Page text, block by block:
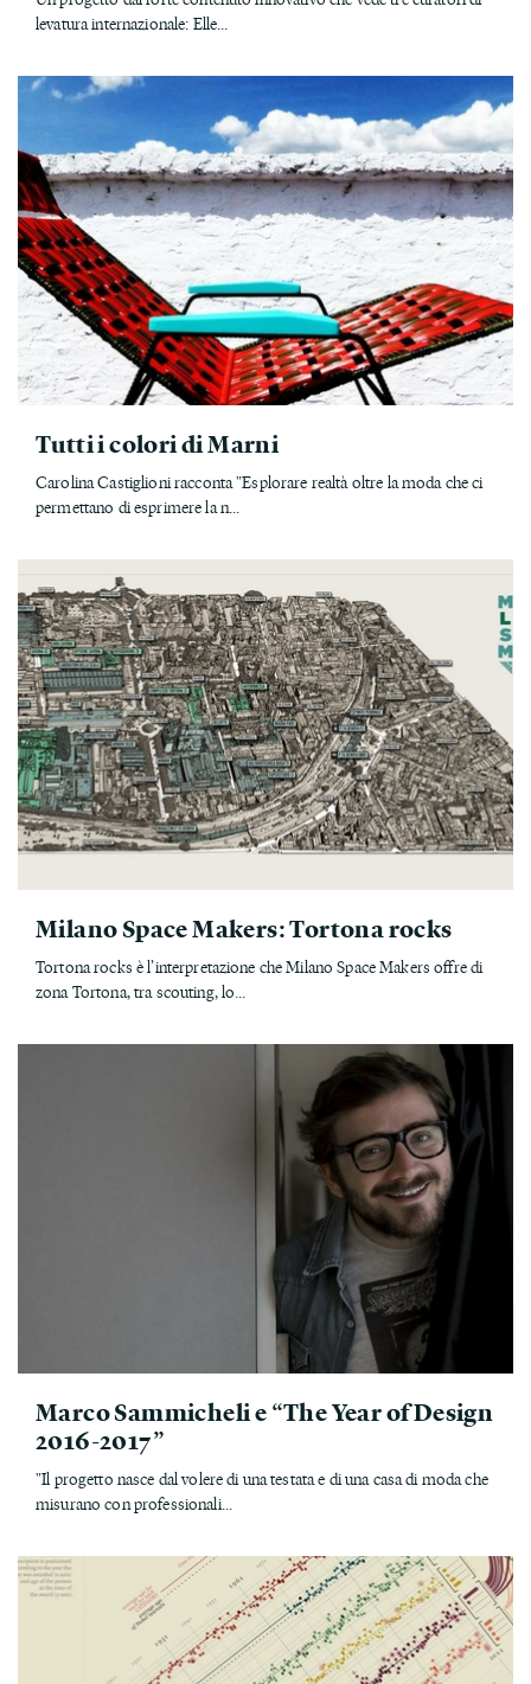
levatura internazionale: Elle...
Tutti i colori di Marni
Carolina Castiglioni racconta "Esplorare realtà oltre la moda che ci
permettano di esprimere la n...
Milano Space Makers: Tortona rocks
Tortona rocks è l’interpretazione che Milano Space Makers offre di
zona Tortona, tra scouting, lo...
Marco Sammicheli e “The Year of Design
2016-2017”
"Il progetto nasce dal volere di una testata e di una casa di moda che
misurano con professionali...